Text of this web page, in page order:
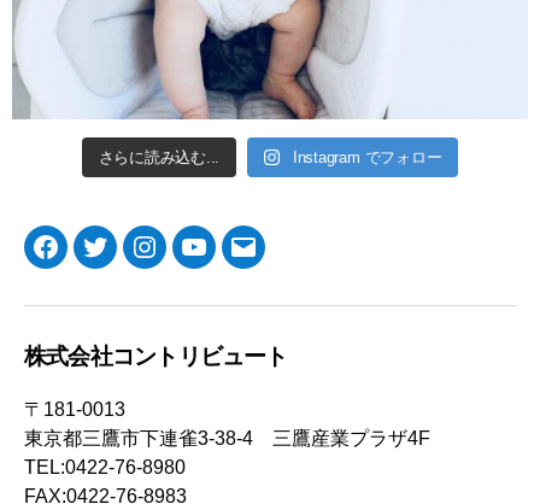
さらに読み込む... Instagram でフォロー
Facebook
TwitterInstagramYouTube
メ
株式会社コントリビュート
〒181-0013
東京都三鷹市下連雀3-38-4 三鷹産業プラザ4F
TEL:0422-76-8980
FAX:0422-76-8983